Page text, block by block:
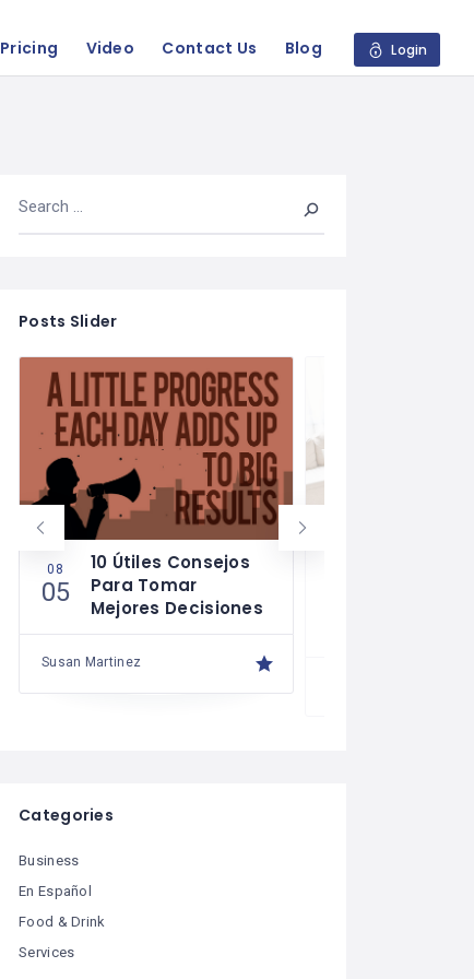
Pricing Video Contact Us Blog Login
Posts Slider
08
05
10 Útiles Consejos
Para Tomar
Mejores Decisiones
Susan Martinez
Categories
Business
En Español
Food & Drink
Services